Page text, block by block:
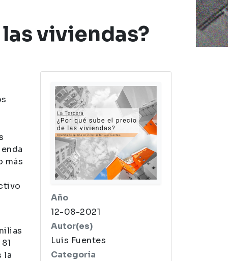
viviendas?
más
la
Año
12-08-2021
Autor(es)
Luis Fuentes
Categoría